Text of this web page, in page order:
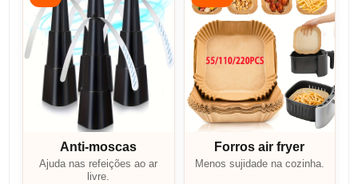
Anti-moscas
Ajuda nas refeições ao ar
livre.
Forros air fryer
Menos sujidade na cozinha.